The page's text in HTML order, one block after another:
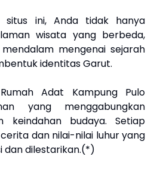
situs ini, Anda tidak hanya
wisata yang berbeda,
mengenai sejarah
identitas Garut.
Adat Kampung Pulo
yang menggabungkan
keindahan budaya. Setiap
dan nilai-nilai luhur yang
dan dilestarikan.(*)